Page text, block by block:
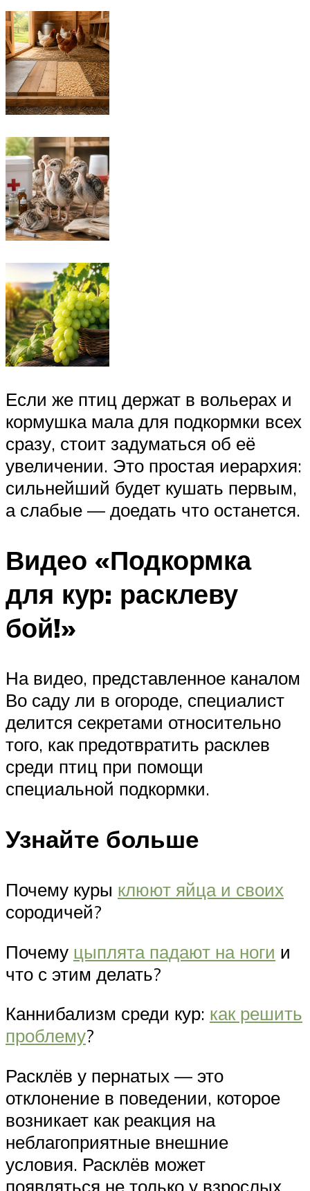
Если же птиц держат в вольерах и
кормушка мала для подкормки всех
сразу, стоит задуматься об её
увеличении. Это простая иерархия:
сильнейший будет кушать первым,
а слабые — доедать что останется.
Видео «Подкормка
для кур: расклеву
бой!»
На видео, представленное каналом
Во саду ли в огороде, специалист
делится секретами относительно
того, как предотвратить расклев
среди птиц при помощи
специальной подкормки.
Узнайте больше
Почему куры клюют яйца и своих
сородичей?
Почему цыплята падают на ноги и
что с этим делать?
Каннибализм среди кур: как решить
проблему?
Расклёв у пернатых — это
отклонение в поведении, которое
возникает как реакция на
неблагоприятные внешние
условия. Расклёв может
появляться не только у взрослых